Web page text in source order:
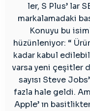
ler, S Plus’ lar
markalamadaki
Konuyu bu
hüzünleniyor: “
kadar kabul
varsa yeni çeşitler
sayısı Steve
fazla hale geldi.
Apple’ ın